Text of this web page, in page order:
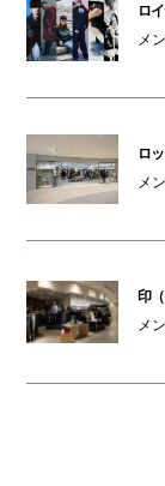
ロ
メ
ロ
メ
印（
メ